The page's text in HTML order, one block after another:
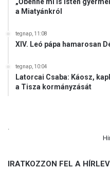
a Miatyánkról
tegnap, 11:08
XIV. Leó pápa hamarosan
tegnap, 10:04
Latorcai Csaba: Káosz,
a Tisza kormányzását
IRATKOZZON FEL A